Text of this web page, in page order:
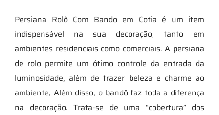
Persiana Rolô Com Bando em Cotia é um item
indispensável na sua decoração, tanto em
ambientes residenciais como comerciais. A persiana
de rolo permite um ótimo controle da entrada da
luminosidade, além de trazer beleza e charme ao
ambiente, Além disso, o bandô faz toda a diferença
na decoração. Trata-se de uma “cobertura” dos